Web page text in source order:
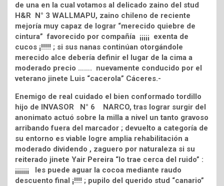
de una en la cual votamos al delicado zaino del stud
H&R N° 3 WALLMAPU, zaino chileno de reciente
mejoría muy capaz de lograr “merecido quiebre de
cintura” favorecido por compañía ¡¡¡¡¡ exenta de
cucos ¡!!!!! ; si sus nanas continúan otorgándole
merecido alce debería definir el lugar de la cima a
moderado precio ……. nuevamente conducido por el
veterano jinete Luis “cacerola” Cáceres.-
Enemigo de real cuidado el bien conformado tordillo
hijo de INVASOR N° 6 NARCO, tras lograr surgir del
anonimato actuó sobre la milla a nivel un tanto gravoso
arribando fuera del marcador ; devuelto a categoría de
su entorno es viable logre amplia rehabilitación a
moderado dividendo , zaguero por naturaleza si su
reiterado jinete Yair Pereira “lo trae cerca del ruido” :
¡¡¡¡¡¡¡ les puede aguar la cocoa mediante raudo
descuento final ¡!!!! ; pupilo del querido stud “canario”